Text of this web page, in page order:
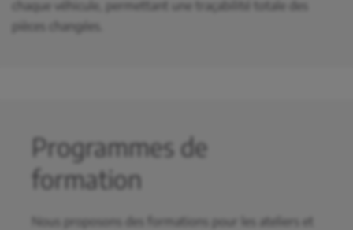
chaque véhicule, permettant une traçabilité totale des
pièces changées.
Programmes de
formation
Nous proposons des formations pour les ateliers et